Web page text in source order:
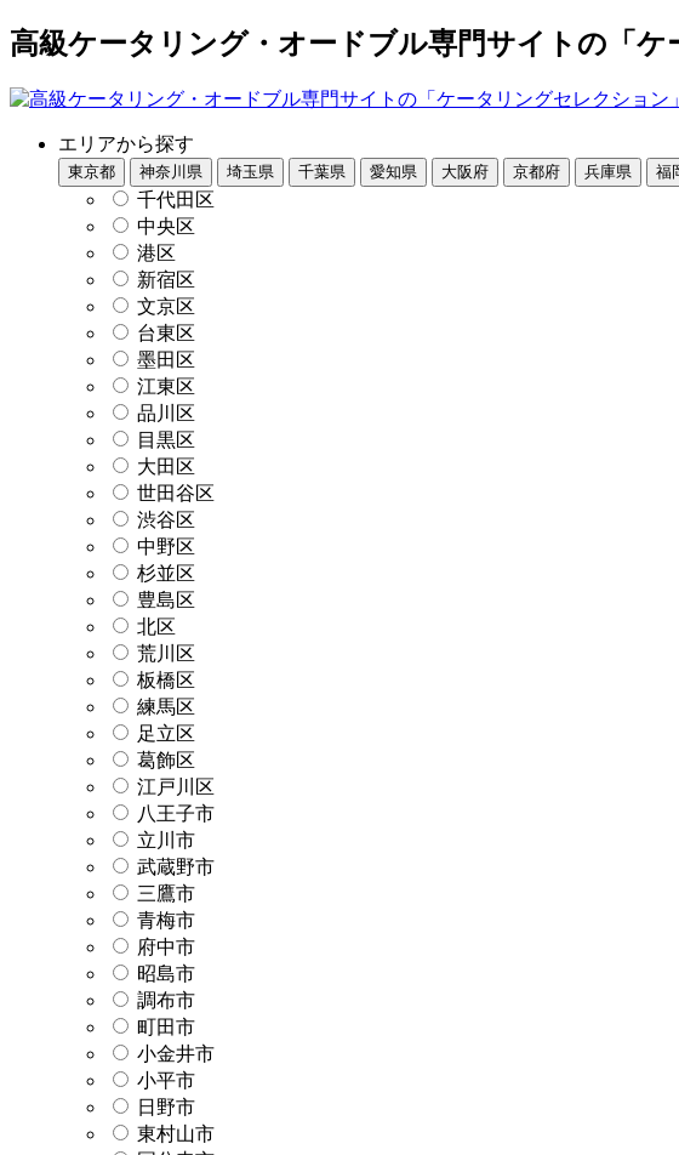
高級ケータリング・オードブル専門サイトの「
エリアから探す
東京都 神奈川県 埼玉県 千葉県 愛知県 大阪府 京都府 兵庫県 福
千代田区
中央区
港区
新宿区
文京区
台東区
墨田区
江東区
品川区
目黒区
大田区
世田谷区
渋谷区
中野区
杉並区
豊島区
北区
荒川区
板橋区
練馬区
足立区
葛飾区
江戸川区
八王子市
立川市
武蔵野市
三鷹市
青梅市
府中市
昭島市
調布市
町田市
小金井市
小平市
日野市
東村山市